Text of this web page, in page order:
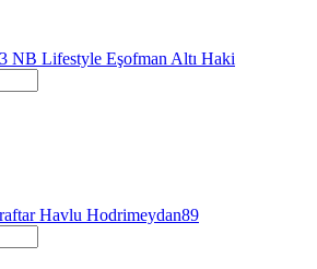
NB Lifestyle Eşofman Altı Haki
Havlu Hodrimeydan89